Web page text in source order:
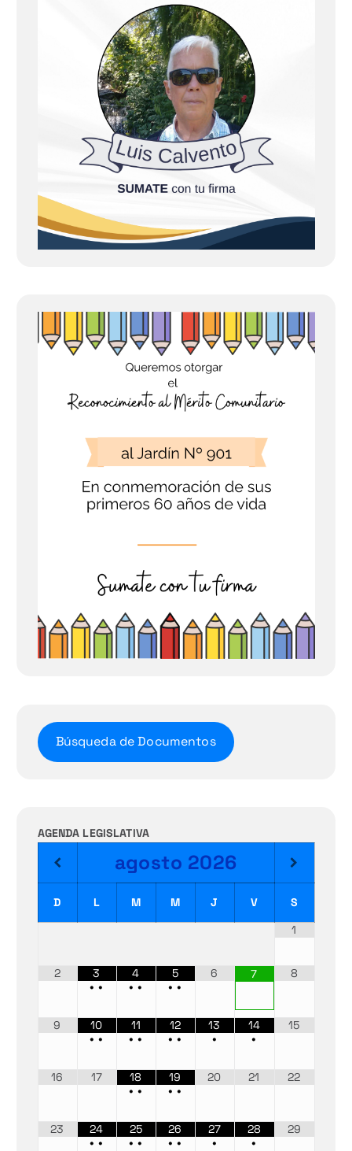
Búsqueda de Documentos
AGENDA LEGISLATIVA
agosto 2026
D L M M J V
S
1
2
3
••
4
••
5
••
6 7 8
9
10
••
11
••
12
••
13
•
14
•
15
16 17
18
••
19
••
20 21 22
23
24
••
25
••
26
••
27
•
28
•
29